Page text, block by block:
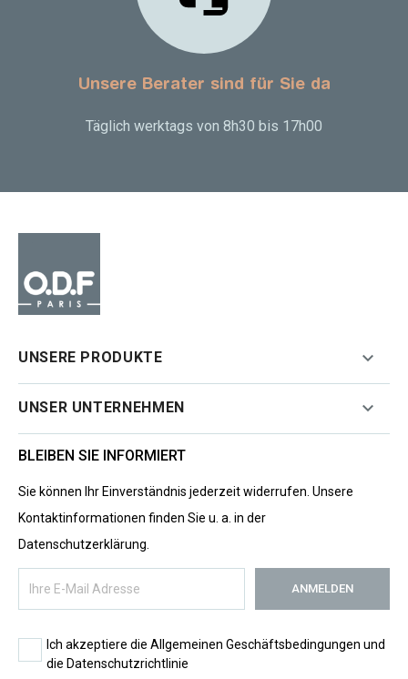
Unsere Berater sind für Sie da
Täglich werktags von 8h30 bis 17h00
UNSERE PRODUKTE 
UNSER UNTERNEHMEN 
BLEIBEN SIE INFORMIERT
Sie können Ihr Einverständnis jederzeit widerrufen. Unsere
Kontaktinformationen finden Sie u. a. in der
Datenschutzerklärung.
Ich akzeptiere die Allgemeinen Geschäftsbedingungen und
die Datenschutzrichtlinie